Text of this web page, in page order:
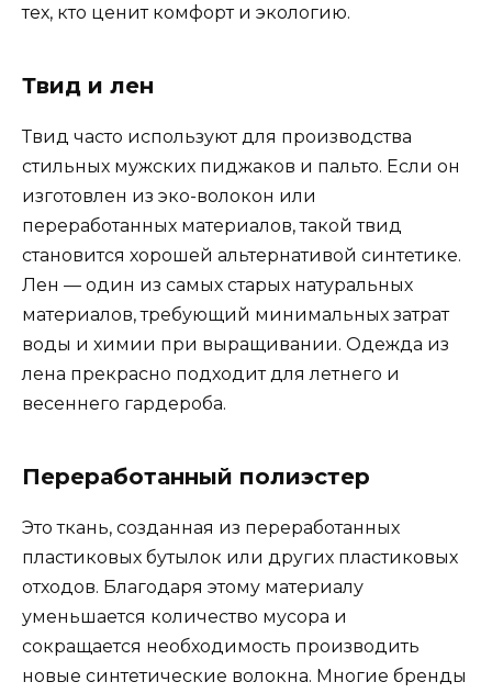
тех, кто ценит комфорт и экологию.
Твид и лен
Твид часто используют для производства
стильных мужских пиджаков и пальто. Если он
изготовлен из эко-волокон или
переработанных материалов, такой твид
становится хорошей альтернативой синтетике.
Лен — один из самых старых натуральных
материалов, требующий минимальных затрат
воды и химии при выращивании. Одежда из
лена прекрасно подходит для летнего и
весеннего гардероба.
Переработанный полиэстер
Это ткань, созданная из переработанных
пластиковых бутылок или других пластиковых
отходов. Благодаря этому материалу
уменьшается количество мусора и
сокращается необходимость производить
новые синтетические волокна. Многие бренды